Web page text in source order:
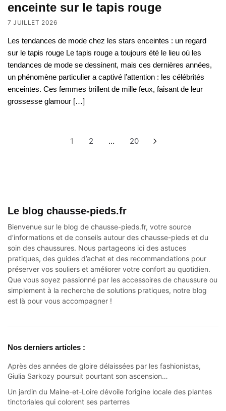
enceinte sur le tapis rouge
7 JUILLET 2026
Les tendances de mode chez les stars enceintes : un regard
sur le tapis rouge Le tapis rouge a toujours été le lieu où les
tendances de mode se dessinent, mais ces dernières années,
un phénomène particulier a captivé l’attention : les célébrités
enceintes. Ces femmes brillent de mille feux, faisant de leur
grossesse glamour […]
Pagination
1 2 … 20
Le blog chausse-pieds.fr
Bienvenue sur le blog de chausse-pieds.fr, votre source
d’informations et de conseils autour des chausse-pieds et du
soin des chaussures. Nous partageons ici des astuces
pratiques, des guides d’achat et des recommandations pour
préserver vos souliers et améliorer votre confort au quotidien.
Que vous soyez passionné par les accessoires de chaussure ou
simplement à la recherche de solutions pratiques, notre blog
est là pour vous accompagner !
Nos derniers articles :
Après des années de gloire délaissées par les fashionistas,
Giulia Sarkozy poursuit pourtant son ascension…
Un jardin du Maine-et-Loire dévoile l’origine locale des plantes
tinctoriales qui colorent ses parterres